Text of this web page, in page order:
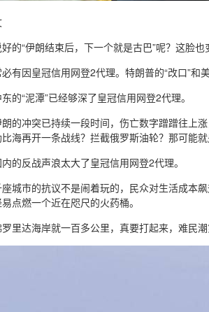
的“伊朗结束后，下一个就是古巴”呢？这脸
有因皇冠信用网登2代理。特朗普的“改口”和
的“泥潭”已经够深了皇冠信用网登2代理。
的冲突已持续一段时间，伤亡数字蹭蹭往上
海再开一条战线？拦截俄罗斯油轮？那可能
的反战声浪太大了皇冠信用网登2代理。
城市的抗议不是闹着玩的，民众对生活成本
点燃一个近在咫尺的火药桶。
里达海岸就一百多公里，真要打起来，难民